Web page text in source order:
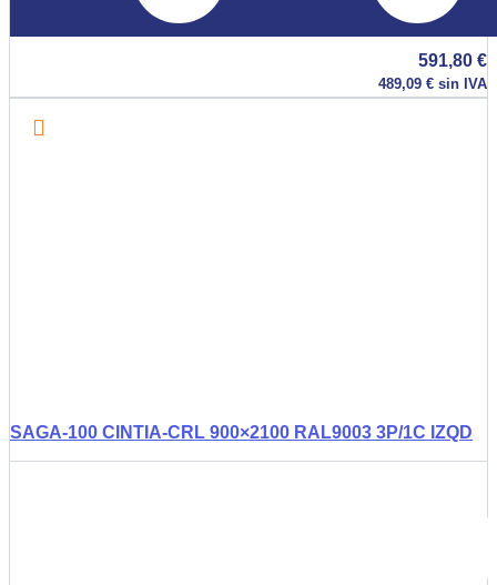
591,80 €
489,09 € sin IVA
SAGA-100 CINTIA-CRL 900×2100 RAL9003 3P/1C IZQD